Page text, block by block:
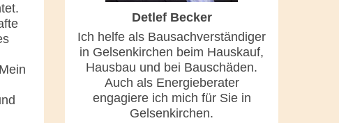
Detlef Becker
Ich helfe als Bausachverständiger
in Gelsenkirchen beim Hauskauf,
Hausbau und bei Bauschäden.
Auch als Energieberater
engagiere ich mich für Sie in
Gelsenkirchen.